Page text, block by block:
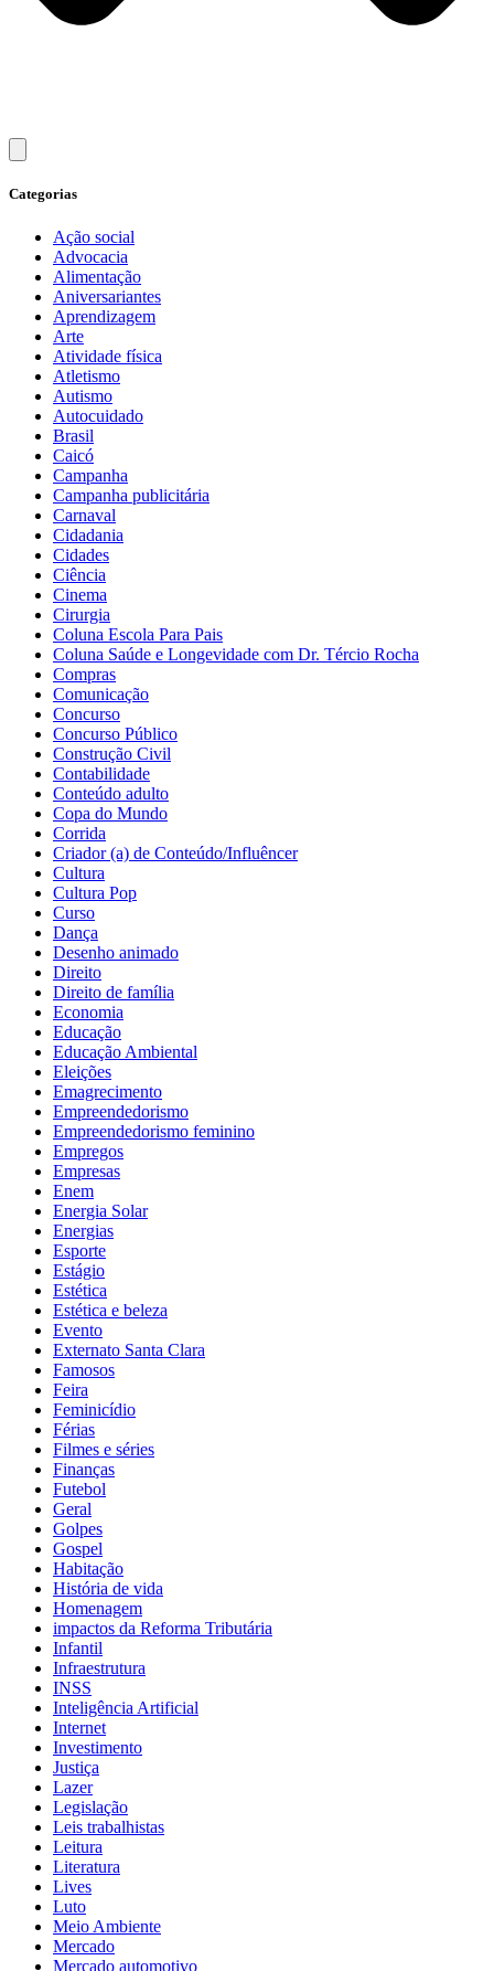
Categorias
Ação social
Advocacia
Alimentação
Aniversariantes
Aprendizagem
Arte
Atividade física
Atletismo
Autismo
Autocuidado
Brasil
Caicó
Campanha
Campanha publicitária
Carnaval
Cidadania
Cidades
Ciência
Cinema
Cirurgia
Coluna Escola Para Pais
Coluna Saúde e Longevidade com Dr. Tércio Rocha
Compras
Comunicação
Concurso
Concurso Público
Construção Civil
Contabilidade
Conteúdo adulto
Copa do Mundo
Corrida
Criador (a) de Conteúdo/Influêncer
Cultura
Cultura Pop
Curso
Dança
Desenho animado
Direito
Direito de família
Economia
Educação
Educação Ambiental
Eleições
Emagrecimento
Empreendedorismo
Empreendedorismo feminino
Empregos
Empresas
Enem
Energia Solar
Energias
Esporte
Estágio
Estética
Estética e beleza
Evento
Externato Santa Clara
Famosos
Feira
Feminicídio
Férias
Filmes e séries
Finanças
Futebol
Geral
Golpes
Gospel
Habitação
História de vida
Homenagem
impactos da Reforma Tributária
Infantil
Infraestrutura
INSS
Inteligência Artificial
Internet
Investimento
Justiça
Lazer
Legislação
Leis trabalhistas
Leitura
Literatura
Lives
Luto
Meio Ambiente
Mercado
Mercado automotivo